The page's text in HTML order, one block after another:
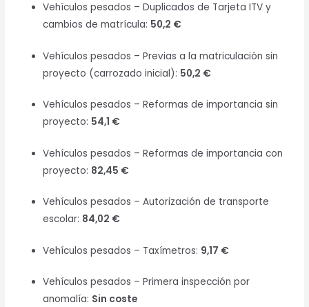
Vehículos pesados – Duplicados de Tarjeta ITV y
cambios de matrícula: 50,2 €
Vehículos pesados – Previas a la matriculación sin
proyecto (carrozado inicial): 50,2 €
Vehículos pesados – Reformas de importancia sin
proyecto: 54,1 €
Vehículos pesados – Reformas de importancia con
proyecto: 82,45 €
Vehículos pesados – Autorización de transporte
escolar: 84,02 €
Vehículos pesados – Taxímetros: 9,17 €
Vehículos pesados – Primera inspección por
anomalía: Sin coste